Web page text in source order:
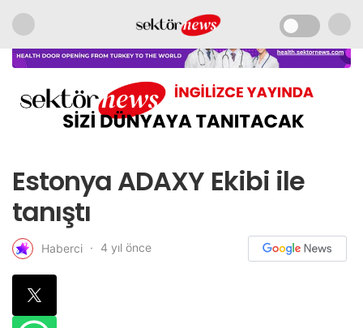
Estonya ADAXY Ekibi ile
tanıştı
Haberci 4 yıl önce